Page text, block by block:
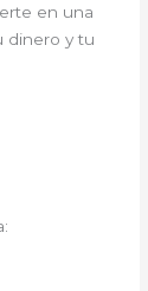
en una
dinero y tu